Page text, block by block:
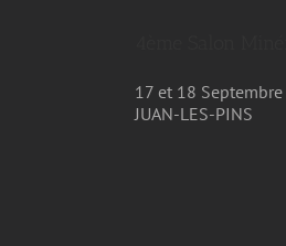
17 et 18
JUAN-LES-PINS